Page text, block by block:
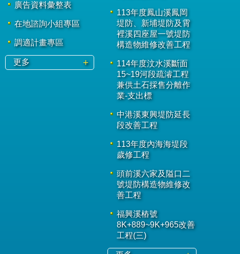
廣告資料彙整表
在地諮詢小組專區
調適計畫專區
更多
113年度鳳山溪鳳岡
堤防、新埔堤防及霄
裡溪四座屋一號堤防
構造物維修改善工程
114年度汶水溪斷面
15~19河段疏濬工程
兼供土石採售分離作
業-支出標
中港溪東興堤防延長
段改善工程
113年度內海海堤段
歲修工程
頭前溪六家及隘口二
號堤防構造物維修改
善工程
福興溪樁號
8K+889~9K+965改善
工程(三)